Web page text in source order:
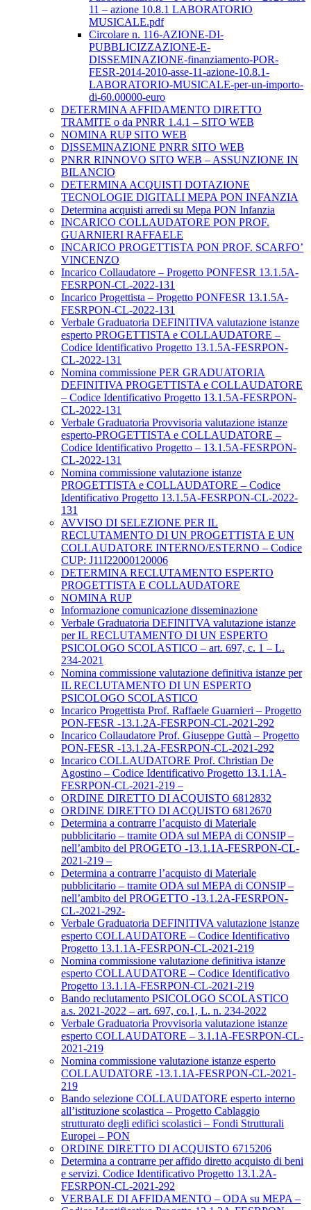
11 – azione 10.8.1 LABORATORIO
MUSICALE.pdf
Circolare n. 116-AZIONE-DI-
PUBBLICIZZAZIONE-E-
DISSEMINAZIONE-finanziamento-POR-
FESR-2014-2010-asse-11-azione-10.8.1-
LABORATORIO-MUSICALE-per-un-importo-
di-60.00000-euro
DETERMINA AFFIDAMENTO DIRETTO
TRAMITE o da PNRR 1.4.1 – SITO WEB
NOMINA RUP SITO WEB
DISSEMINAZIONE PNRR SITO WEB
PNRR RINNOVO SITO WEB – ASSUNZIONE IN
BILANCIO
DETERMINA ACQUISTI DOTAZIONE
TECNOLOGIE DIGITALI MEPA PON INFANZIA
Determina acquisti arredi su Mepa PON Infanzia
INCARICO COLLAUDATORE PON PROF.
GUARNIERI RAFFAELE
INCARICO PROGETTISTA PON PROF. SCARFO’
VINCENZO
Incarico Collaudatore – Progetto PONFESR 13.1.5A-
FESRPON-CL-2022-131
Incarico Progettista – Progetto PONFESR 13.1.5A-
FESRPON-CL-2022-131
Verbale Graduatoria DEFINITIVA valutazione istanze
esperto PROGETTISTA e COLLAUDATORE –
Codice Identificativo Progetto 13.1.5A-FESRPON-
CL-2022-131
Nomina commissione PER GRADUATORIA
DEFINITIVA PROGETTISTA e COLLAUDATORE
– Codice Identificativo Progetto 13.1.5A-FESRPON-
CL-2022-131
Verbale Graduatoria Provvisoria valutazione istanze
esperto-PROGETTISTA e COLLAUDATORE –
Codice Identificativo Progetto – 13.1.5A-FESRPON-
CL-2022-131
Nomina commissione valutazione istanze
PROGETTISTA e COLLAUDATORE – Codice
Identificativo Progetto 13.1.5A-FESRPON-CL-2022-
131
AVVISO DI SELEZIONE PER IL
RECLUTAMENTO DI UN PROGETTISTA E UN
COLLAUDATORE INTERNO/ESTERNO – Codice
CUP: J11I22000120006
DETERMINA RECLUTAMENTO ESPERTO
PROGETTISTA E COLLAUDATORE
NOMINA RUP
Informazione comunicazione disseminazione
Verbale Graduatoria DEFINITVA valutazione istanze
per IL RECLUTAMENTO DI UN ESPERTO
PSICOLOGO SCOLASTICO – art. 697, c. 1 – L.
234-2021
Nomina commissione valutazione definitiva istanze per
IL RECLUTAMENTO DI UN ESPERTO
PSICOLOGO SCOLASTICO
Incarico Progettista Prof. Raffaele Guarnieri – Progetto
PON-FESR -13.1.2A-FESRPON-CL-2021-292
Incarico Collaudatore Prof. Giuseppe Guttà – Progetto
PON-FESR -13.1.2A-FESRPON-CL-2021-292
Incarico COLLAUDATORE Prof. Christian De
Agostino – Codice Identificativo Progetto 13.1.1A-
FESRPON-CL-2021-219 –
ORDINE DIRETTO DI ACQUISTO 6812832
ORDINE DIRETTO DI ACQUISTO 6812670
Determina a contrarre l’acquisto di Materiale
pubblicitario – tramite ODA sul MEPA di CONSIP –
nell’ambito del PROGETO -13.1.1A-FESRPON-CL-
2021-219 –
Determina a contrarre l’acquisto di Materiale
pubblicitario – tramite ODA sul MEPA di CONSIP –
nell’ambito del PROGETTO -13.1.2A-FESRPON-
CL-2021-292-
Verbale Graduatoria DEFINITIVA valutazione istanze
esperto COLLAUDATORE – Codice Identificativo
Progetto 13.1.1A-FESRPON-CL-2021-219
Nomina commissione valutazione definitiva istanze
esperto COLLAUDATORE – Codice Identificativo
Progetto 13.1.1A-FESRPON-CL-2021-219
Bando reclutamento PSICOLOGO SCOLASTICO
a.s. 2021-2022 – art. 697, co.1, L. n. 234-2022
Verbale Graduatoria Provvisoria valutazione istanze
esperto COLLAUDATORE – 3.1.1A-FESRPON-CL-
2021-219
Nomina commissione valutazione istanze esperto
COLLAUDATORE -13.1.1A-FESRPON-CL-2021-
219
Bando selezione COLLAUDATORE esperto interno
all’istituzione scolastica – Progetto Cablaggio
strutturato degli edifici scolastici – Fondi Strutturali
Europei – PON
ORDINE DIRETTO DI ACQUISTO 6715206
Determina a contrarre per affido diretto acquisto di beni
e servizi. Codice Identificativo Progetto 13.1.2A-
FESRPON-CL-2021-292
VERBALE DI AFFIDAMENTO – ODA su MEPA –